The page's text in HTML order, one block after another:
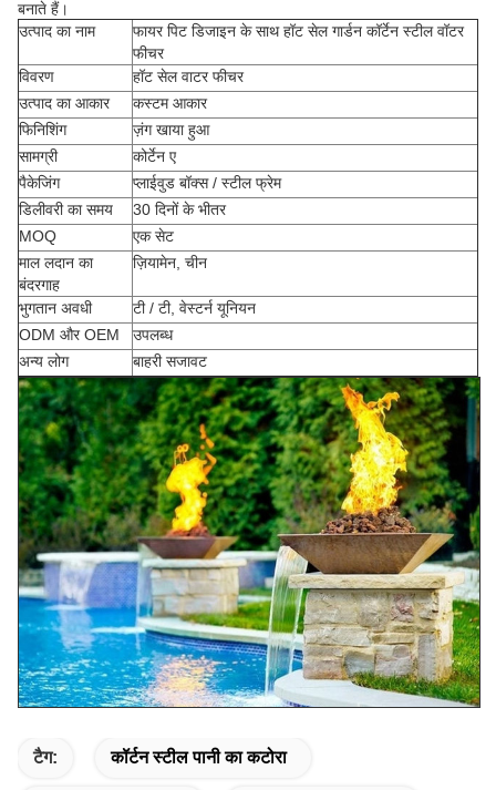
बनाते हैं।
उत्पाद का नाम
फायर पिट डिजाइन के साथ हॉट सेल गार्डन कॉर्टेन स्टील वॉटर
फीचर
विवरण
हॉट सेल वाटर फीचर
उत्पाद का आकार
कस्टम आकार
फिनिशिंग
ज़ंग खाया हुआ
सामग्री
कोर्टेन ए
पैकेजिंग
प्लाईवुड बॉक्स / स्टील फ्रेम
डिलीवरी का समय
30 दिनों के भीतर
MOQ
एक सेट
माल लदान का
बंदरगाह
ज़ियामेन, चीन
भुगतान अवधी
टी / टी, वेस्टर्न यूनियन
ODM और OEM
उपलब्ध
अन्य लोग
बाहरी सजावट
टैग: कॉर्टन स्टील पानी का कटोरा